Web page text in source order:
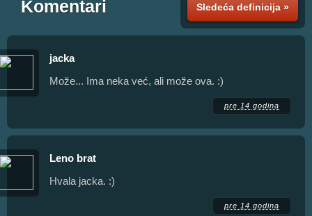
Sledeća definicija »
Komentari
jacka
Može... Ima neka već, ali može ova. :)
pre 14 godina
Leno brat
Hvala jacka. :)
pre 14 godina